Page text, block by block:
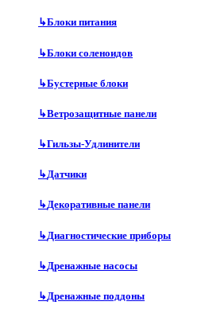
↳Блоки питания
↳Блоки соленоидов
↳Бустерные блоки
↳Ветрозащитные панели
↳Гильзы-Удлинители
↳Датчики
↳Декоративные панели
↳Диагностические приборы
↳Дренажные насосы
↳Дренажные поддоны